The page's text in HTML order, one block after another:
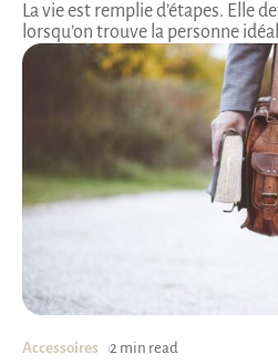
La vie est remplie d’étapes. Elle
lorsqu’on trouve la personne
Accessoires 2 min read